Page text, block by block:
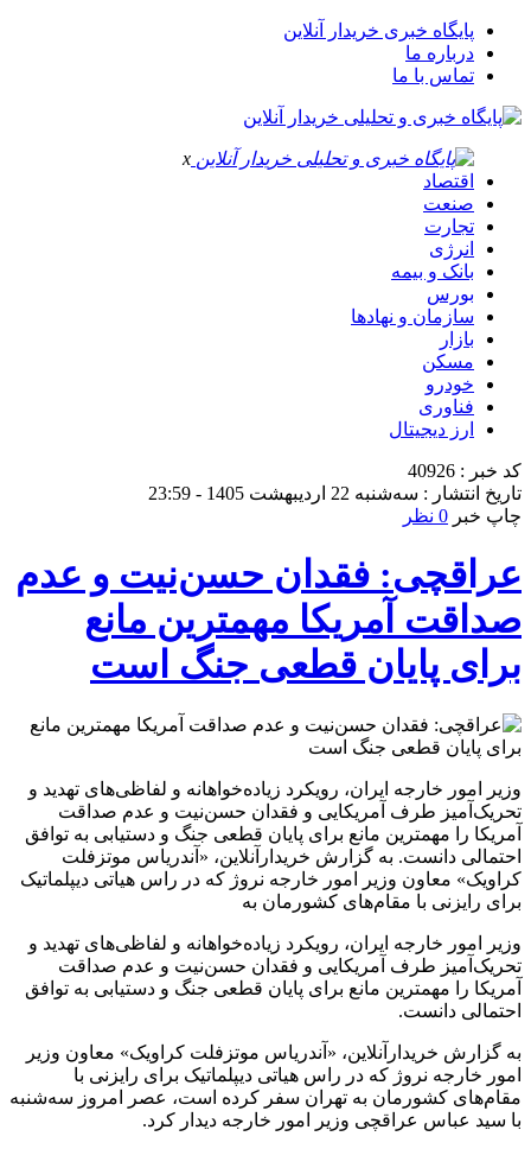
پایگاه خبری خریدار آنلاین
درباره ما
تماس با ما
x
اقتصاد
صنعت
تجارت
انرژی
بانک و بیمه
بورس
سازمان و نهادها
بازار
مسکن
خودرو
فناوری
ارز دیجیتال
کد خبر : 40926
تاریخ انتشار : سه‌شنبه 22 اردیبهشت 1405 - 23:59
چاپ خبر 0 نظر
عراقچی: فقدان حسن‌نیت و عدم
صداقت آمریکا مهمترین مانع
برای پایان قطعی جنگ است
وزیر امور خارجه ایران، رویکرد زیاده‌خواهانه و لفاظی‌های تهدید و
تحریک‌آمیز طرف آمریکایی و فقدان حسن‌نیت و عدم صداقت
آمریکا را مهمترین مانع برای پایان قطعی جنگ و دستیابی به توافق
احتمالی دانست. به گزارش خریدارآنلاین، «آندریاس موتزفلت
کراویک» معاون وزیر امور خارجه نروژ که در راس هیاتی دیپلماتیک
برای رایزنی با مقام‌های کشورمان به
وزیر امور خارجه ایران، رویکرد زیاده‌خواهانه و لفاظی‌های تهدید و
تحریک‌آمیز طرف آمریکایی و فقدان حسن‌نیت و عدم صداقت
آمریکا را مهمترین مانع برای پایان قطعی جنگ و دستیابی به توافق
احتمالی دانست.
به گزارش خریدارآنلاین، «آندریاس موتزفلت کراویک» معاون وزیر
امور خارجه نروژ که در راس هیاتی دیپلماتیک برای رایزنی با
مقام‌های کشورمان به تهران سفر کرده است، عصر امروز سه‌شنبه
با سید عباس عراقچی وزیر امور خارجه دیدار کرد.